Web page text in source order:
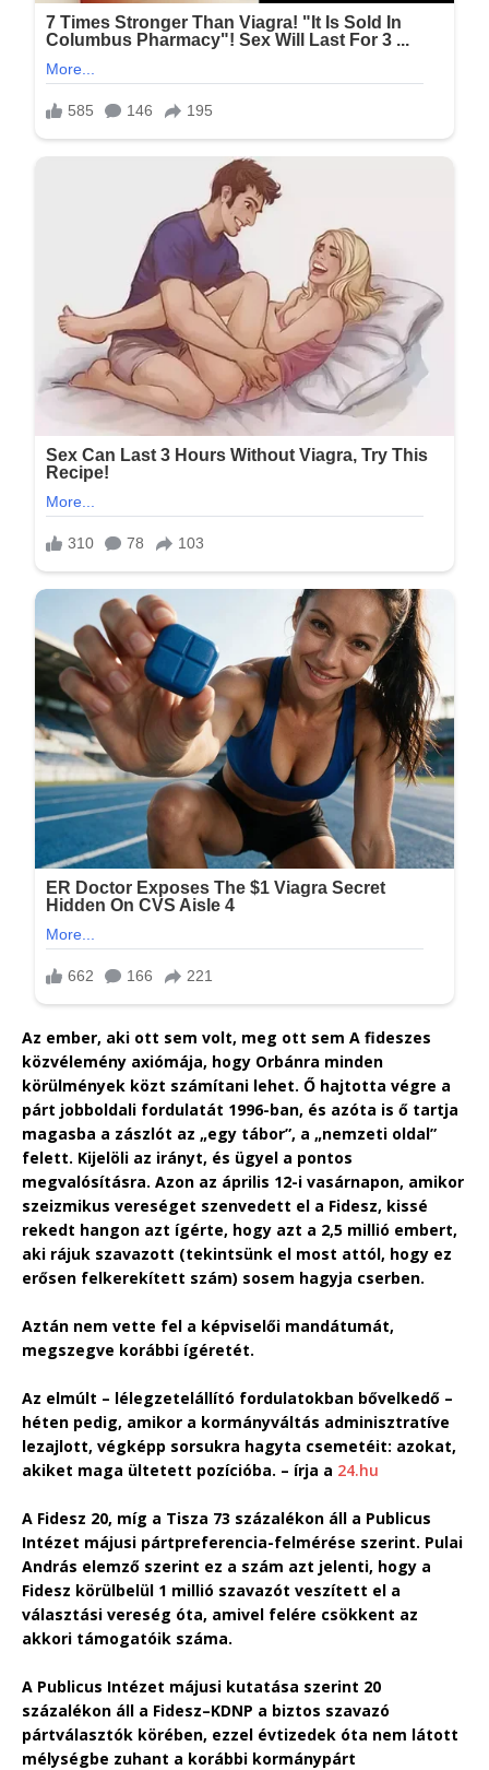
Az ember, aki ott sem volt, meg ott sem A fideszes
közvélemény axiómája, hogy Orbánra minden
körülmények közt számítani lehet. Ő hajtotta végre a
párt jobboldali fordulatát 1996-ban, és azóta is ő tartja
magasba a zászlót az „egy tábor”, a „nemzeti oldal”
felett. Kijelöli az irányt, és ügyel a pontos
megvalósításra. Azon az április 12-i vasárnapon, amikor
szeizmikus vereséget szenvedett el a Fidesz, kissé
rekedt hangon azt ígérte, hogy azt a 2,5 millió embert,
aki rájuk szavazott (tekintsünk el most attól, hogy ez
erősen felkerekített szám) sosem hagyja cserben.
Aztán nem vette fel a képviselői mandátumát,
megszegve korábbi ígéretét.
Az elmúlt – lélegzetelállító fordulatokban bővelkedő –
héten pedig, amikor a kormányváltás adminisztratíve
lezajlott, végképp sorsukra hagyta csemetéit: azokat,
akiket maga ültetett pozícióba. – írja a 24.hu
A Fidesz 20, míg a Tisza 73 százalékon áll a Publicus
Intézet májusi pártpreferencia-felmérése szerint. Pulai
András elemző szerint ez a szám azt jelenti, hogy a
Fidesz körülbelül 1 millió szavazót veszített el a
választási vereség óta, amivel felére csökkent az
akkori támogatóik száma.
A Publicus Intézet májusi kutatása szerint 20
százalékon áll a Fidesz–KDNP a biztos szavazó
pártválasztók körében, ezzel évtizedek óta nem látott
mélységbe zuhant a korábbi kormánypárt